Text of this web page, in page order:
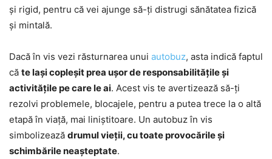
și rigid, pentru că vei ajunge să-ți distrugi sănătatea fizică
și mintală.
Dacă în vis vezi răsturnarea unui autobuz, asta indică faptul
că te lași copleșit prea ușor de responsabilitățile și
activitățile pe care le ai. Acest vis te avertizează să-ți
rezolvi problemele, blocajele, pentru a putea trece la o altă
etapă în viață, mai liniștitoare. Un autobuz în vis
simbolizează drumul vieții, cu toate provocările și
schimbările neașteptate.